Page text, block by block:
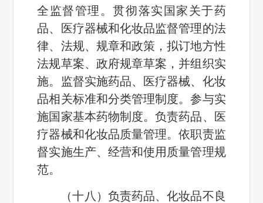
全监督管理。贯彻落实国家关于药
品、医疗器械和化妆品监督管理的法
律、法规、规章和政策，拟订地方性
法规草案、政府规章草案，并组织实
施。监督实施药品、医疗器械、化妆
品相关标准和分类管理制度。参与实
施国家基本药物制度。负责药品、医
疗器械和化妆品质量管理。依职责监
督实施生产、经营和使用质量管理规
范。
（十八）负责药品、化妆品不良